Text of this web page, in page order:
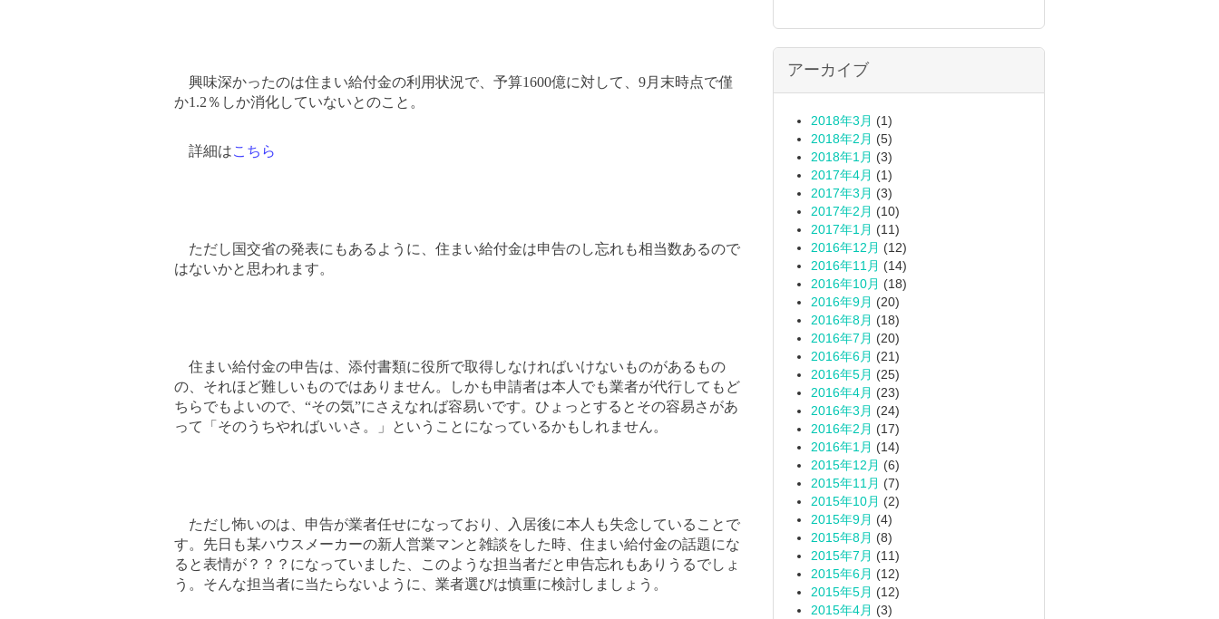
興味深かったのは住まい給付金の利用状況で、予算1600億に対して、 9月末時点で僅
か1.2 ％しか消化していないとのこと。
詳細はこ ち ら
ただし国交省の発表にもあるように、住まい給付金は申告のし忘れも相当数あるので
はないかと思われます。
住まい給付金の申告は、添付書類に役所で取得しなければいけないものがあるもの
の、それほど難しいものではありません。しかも申請者は本人でも業者が代行してもど
ちらでもよいので、“その気”にさえなれば容易いです。ひょっとするとその容易さがあ
って「そのうちやればいいさ。」ということになっているかもしれません。
ただし怖いのは、申告が業者任せになっており、入居後に本人も失念していることで
す。先日も某ハウスメーカーの新人営業マンと雑談をした時、住まい給付金の話題にな
ると表情が？？？になっていました、このような担当者だと申告忘れもありうるでしょ
う。そんな担当者に当たらないように、業者選びは慎重に検討しましょう。
アーカイブ
2018年3月 (1)
2018年2月 (5)
2018年1月 (3)
2017年4月 (1)
2017年3月 (3)
2017年2月 (10)
2017年1月 (11)
2016年12月 (12)
2016年11月 (14)
2016年10月 (18)
2016年9月 (20)
2016年8月 (18)
2016年7月 (20)
2016年6月 (21)
2016年5月 (25)
2016年4月 (23)
2016年3月 (24)
2016年2月 (17)
2016年1月 (14)
2015年12月 (6)
2015年11月 (7)
2015年10月 (2)
2015年9月 (4)
2015年8月 (8)
2015年7月 (11)
2015年6月 (12)
2015年5月 (12)
2015年4月 (3)